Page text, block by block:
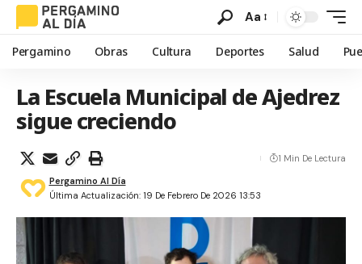
Aa
Pergamino Obras Cultura Deportes Salud
La Escuela Municipal de Ajedrez
sigue creciendo
Última Actualización: 19 De Febrero De 2026 13:53
Pergamino Al Día
1 Min De Lectura